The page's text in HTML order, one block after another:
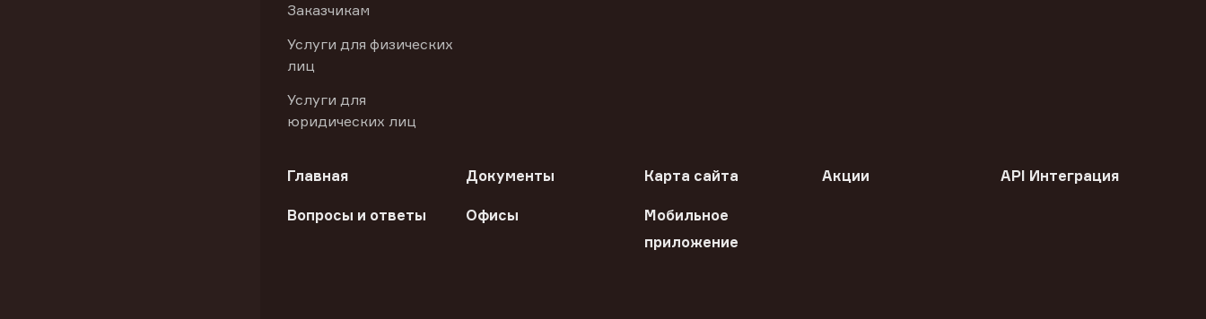
Заказчикам
Услуги для физических
лиц
Услуги для
юридических лиц
Главная Документы Карта сайта Акции API Интеграция
Вопросы и ответы Офисы
Мобильное
приложение